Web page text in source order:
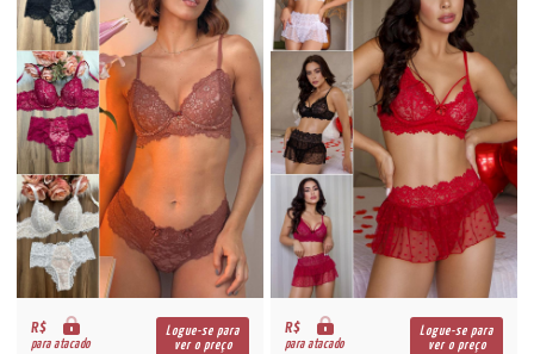
R$
para atacado
Logue-se para
ver o preço
R$
para atacado
Logue-se para
ver o preço